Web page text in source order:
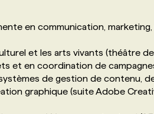
en communication,
et les arts vivants (théâtre
et en coordination de
de gestion de contenu,
graphique (suite Adobe